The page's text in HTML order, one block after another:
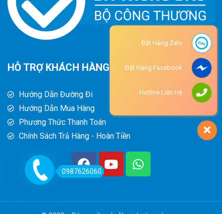
HỖ TRỢ KHÁCH HÀNG
Hướng Dẫn Đường Đi
Hướng Dẫn Mua Hàng
Phương Thức Thanh Toán
Chính Sách Trả Hàng - Hoàn Tiền
0987626060
Đặt Hàng Zalo
Đặt Hàng Facebook
Hotline Liên Hệ